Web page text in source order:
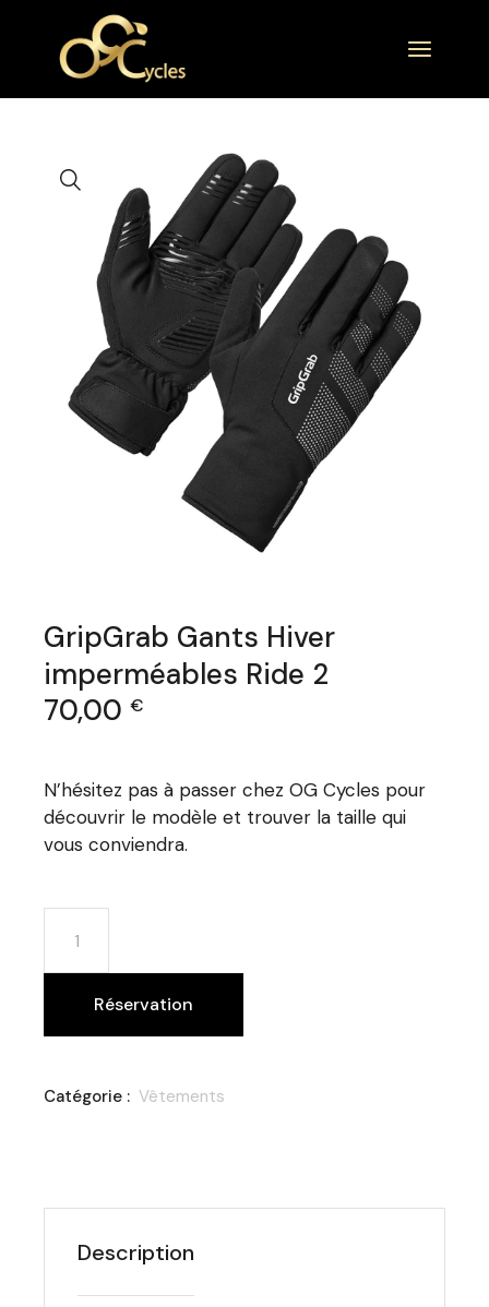
GripGrab Gants Hiver
imperméables Ride 2
70,00€
N’hésitez pas à passer chez OG Cycles pour
découvrir le modèle et trouver la taille qui
vous conviendra.
Réservation
Catégorie : Vêtements
Description